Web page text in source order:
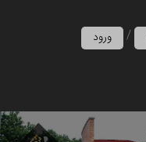
ورود /